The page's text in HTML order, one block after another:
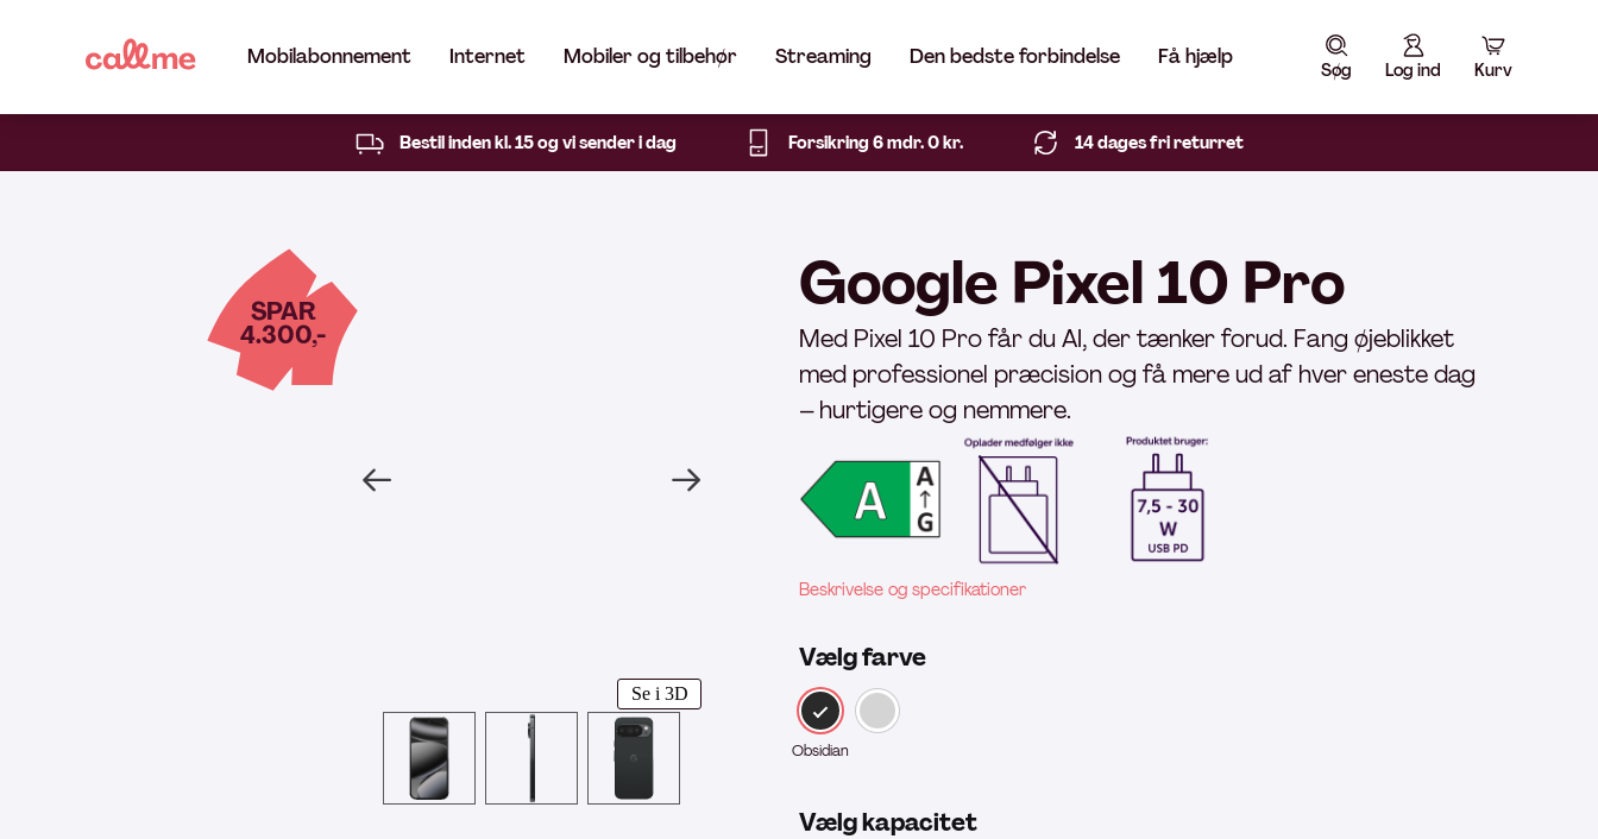
Mobilabonnement Internet Mobiler og tilbehør Streaming Den bedste forbindelse Få hjælp
Søg Log ind Kurv
Bestil inden kl. 15 og vi sender i dag Forsikring 6 mdr. 0 kr. 14 dages fri returret
SPAR
4.300,-
Se i 3D
Google Pixel 10 Pro
Med Pixel 10 Pro får du AI, der tænker forud. Fang øjeblikket
med professionel præcision og få mere ud af hver eneste dag
– hurtigere og nemmere.
Beskrivelse og specifikationer
Vælg farve
Obsidian
Vælg kapacitet